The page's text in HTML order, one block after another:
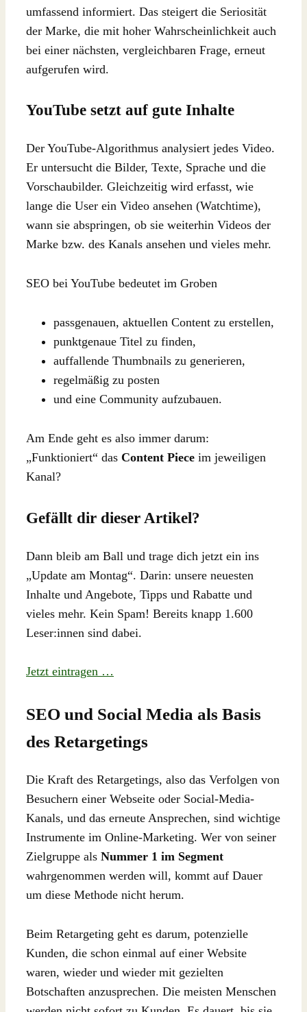
umfassend informiert. Das steigert die Seriosität
der Marke, die mit hoher Wahrscheinlichkeit auch
bei einer nächsten, vergleichbaren Frage, erneut
aufgerufen wird.
YouTube setzt auf gute Inhalte
Der YouTube-Algorithmus analysiert jedes Video.
Er untersucht die Bilder, Texte, Sprache und die
Vorschaubilder. Gleichzeitig wird erfasst, wie
lange die User ein Video ansehen (Watchtime),
wann sie abspringen, ob sie weiterhin Videos der
Marke bzw. des Kanals ansehen und vieles mehr.
SEO bei YouTube bedeutet im Groben
passgenauen, aktuellen Content zu erstellen,
punktgenaue Titel zu finden,
auffallende Thumbnails zu generieren,
regelmäßig zu posten
und eine Community aufzubauen.
Am Ende geht es also immer darum:
„Funktioniert“ das Content Piece im jeweiligen
Kanal?
Gefällt dir dieser Artikel?
Dann bleib am Ball und trage dich jetzt ein ins
„Update am Montag“. Darin: unsere neuesten
Inhalte und Angebote, Tipps und Rabatte und
vieles mehr. Kein Spam! Bereits knapp 1.600
Leser:innen sind dabei.
Jetzt eintragen …
SEO und Social Media als Basis
des Retargetings
Die Kraft des Retargetings, also das Verfolgen von
Besuchern einer Webseite oder Social-Media-
Kanals, und das erneute Ansprechen, sind wichtige
Instrumente im Online-Marketing. Wer von seiner
Zielgruppe als Nummer 1 im Segment
wahrgenommen werden will, kommt auf Dauer
um diese Methode nicht herum.
Beim Retargeting geht es darum, potenzielle
Kunden, die schon einmal auf einer Website
waren, wieder und wieder mit gezielten
Botschaften anzusprechen. Die meisten Menschen